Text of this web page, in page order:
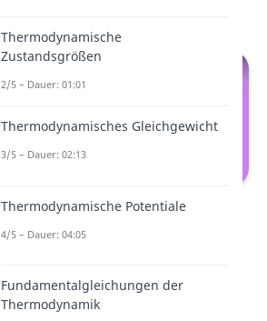
Thermischer Wirkungsgrad
Kreisprozess einzeln
nachvollziehen kannst, stellen
Thermodynamische
Zustandsgrößen
2/5 – Dauer: 01:01
Thermodynamisches Gleichgewicht
3/5 – Dauer: 02:13
Thermodynamische Potentiale
4/5 – Dauer: 04:05
Fundamentalgleichungen der
Thermodynamik